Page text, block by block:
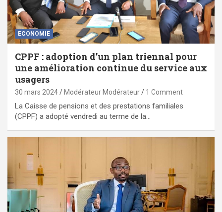
ECONOMIE
CPPF : adoption d’un plan triennal pour
une amélioration continue du service aux
usagers
30 mars 2024 Modérateur Modérateur 1 Comment
La Caisse de pensions et des prestations familiales
(CPPF) a adopté vendredi au terme de la…